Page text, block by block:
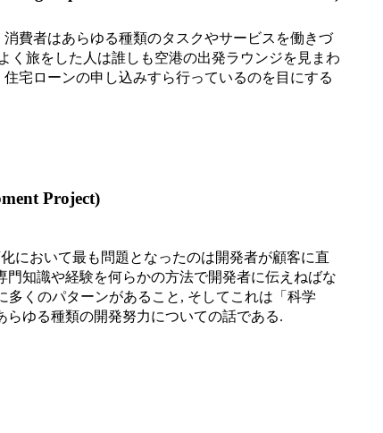
費者はあらゆる種類のタスクやサービスを働きづ
く旅をした人は誰しも空港の出発ラウンジを見まわ
宅ローンの申し込みすら行っているのを目にする
Project)
において最も問題となったのは開発者が顧客に直
知識や経験を何らかの方法で開発者に伝えねばな
多くのパターンがあること, そしてこれは「科学
らゆる種類の開発努力についての話である.